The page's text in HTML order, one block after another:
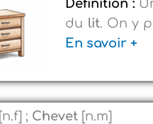
Définition :
du lit. On y
En savoir +
[n.f] ; Chevet [n.m]